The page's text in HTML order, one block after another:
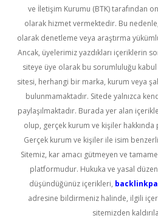
ve İletişim Kurumu (BTK) tarafından
olarak hizmet vermektedir. Bu
olarak denetleme veya araştırma
Ancak, üyelerimiz yazdıkları içeriklerin
siteye üye olarak bu sorumluluğu kabul
sitesi, herhangi bir marka, kurum veya
bulunmamaktadır. Sitede yalnızca
paylaşılmaktadır. Burada yer alan
olup, gerçek kurum ve kişiler hakkında
Gerçek kurum ve kişiler ile isim
Sitemiz, kar amacı gütmeyen ve
platformudur. Hukuka ve yasal
düşündüğünüz içerikleri,
adresine bildirmeniz halinde, ilgili
sitemizden